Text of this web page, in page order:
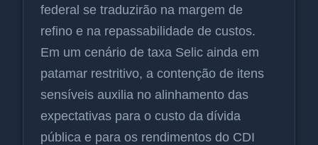
federal se traduzirão na margem de
refino e na repassabilidade de custos.
Em um cenário de taxa Selic ainda em
patamar restritivo, a contenção de itens
sensíveis auxilia no alinhamento das
expectativas para o custo da dívida
pública e para os rendimentos do CDI